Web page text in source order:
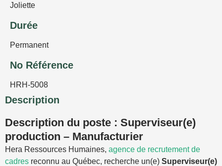
Joliette
Durée
Permanent
No Référence
HRH-5008
Description
Description du poste : Superviseur(e)
production – Manufacturier
Hera Ressources Humaines, agence de recrutement de
cadres reconnu au Québec, recherche un(e) Superviseur(e)